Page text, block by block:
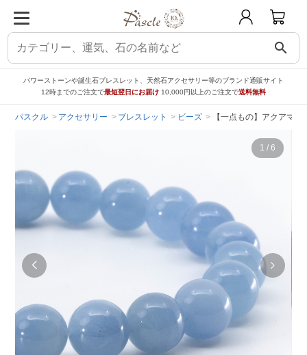
search
パワーストーンや誕生石ブレスレット、天然石アクセサリー等のブランド通販サイト
12時までのご注文で最短翌日にお届け 10,000円以上のご注文で送料無料
パスクル アクセサリー ブレスレット ビーズ 【一点もの】アクアマ
1 / 6